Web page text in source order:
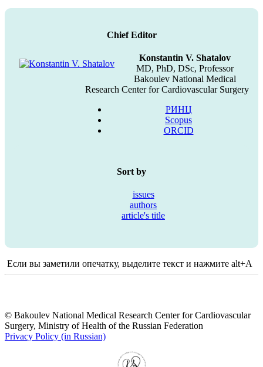
Chief Editor
Konstantin V. Shatalov
MD, PhD, DSc, Professor
Bakoulev National Medical
Research Center for Cardiovascular Surgery
РИНЦ
Scopus
ORCID
Sort by
issues
authors
article's title
Если вы заметили опечатку, выделите текст и нажмите alt+A
© Bakoulev National Medical Research Center for Cardiovascular
Surgery, Ministry of Health of the Russian Federation
Privacy Policy (in Russian)